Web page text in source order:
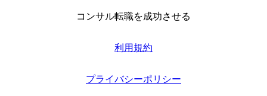
コンサル転職を成功させる
利用規約
プライバシーポリシー